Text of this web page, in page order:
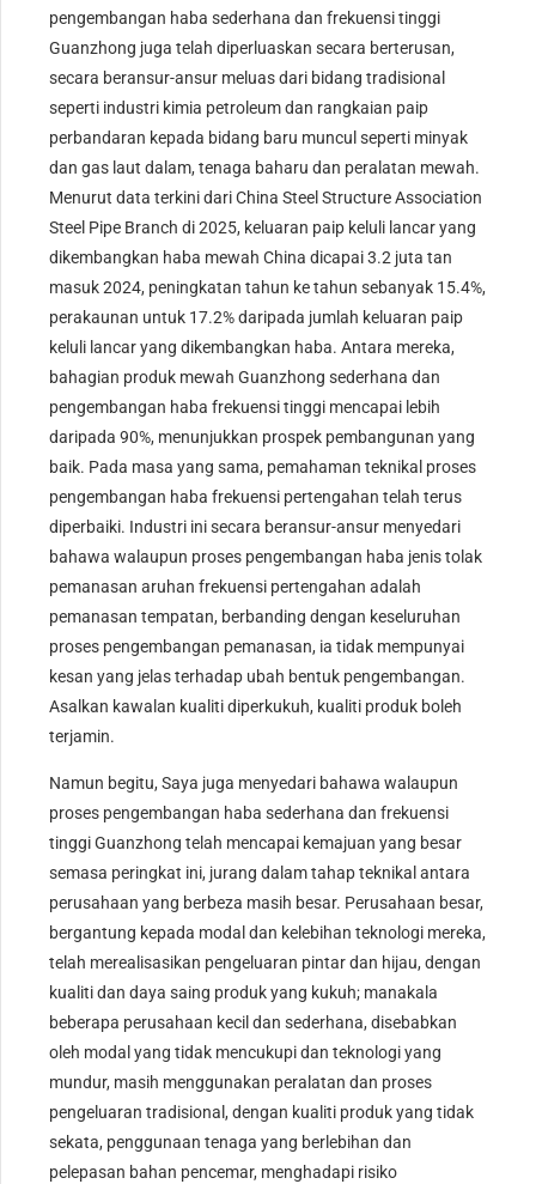
pengembangan haba sederhana dan frekuensi tinggi
Guanzhong juga telah diperluaskan secara berterusan,
secara beransur-ansur meluas dari bidang tradisional
seperti industri kimia petroleum dan rangkaian paip
perbandaran kepada bidang baru muncul seperti minyak
dan gas laut dalam, tenaga baharu dan peralatan mewah.
Menurut data terkini dari China Steel Structure Association
Steel Pipe Branch di 2025, keluaran paip keluli lancar yang
dikembangkan haba mewah China dicapai 3.2 juta tan
masuk 2024, peningkatan tahun ke tahun sebanyak 15.4%,
perakaunan untuk 17.2% daripada jumlah keluaran paip
keluli lancar yang dikembangkan haba. Antara mereka,
bahagian produk mewah Guanzhong sederhana dan
pengembangan haba frekuensi tinggi mencapai lebih
daripada 90%, menunjukkan prospek pembangunan yang
baik. Pada masa yang sama, pemahaman teknikal proses
pengembangan haba frekuensi pertengahan telah terus
diperbaiki. Industri ini secara beransur-ansur menyedari
bahawa walaupun proses pengembangan haba jenis tolak
pemanasan aruhan frekuensi pertengahan adalah
pemanasan tempatan, berbanding dengan keseluruhan
proses pengembangan pemanasan, ia tidak mempunyai
kesan yang jelas terhadap ubah bentuk pengembangan.
Asalkan kawalan kualiti diperkukuh, kualiti produk boleh
terjamin.
Namun begitu, Saya juga menyedari bahawa walaupun
proses pengembangan haba sederhana dan frekuensi
tinggi Guanzhong telah mencapai kemajuan yang besar
semasa peringkat ini, jurang dalam tahap teknikal antara
perusahaan yang berbeza masih besar. Perusahaan besar,
bergantung kepada modal dan kelebihan teknologi mereka,
telah merealisasikan pengeluaran pintar dan hijau, dengan
kualiti dan daya saing produk yang kukuh; manakala
beberapa perusahaan kecil dan sederhana, disebabkan
oleh modal yang tidak mencukupi dan teknologi yang
mundur, masih menggunakan peralatan dan proses
pengeluaran tradisional, dengan kualiti produk yang tidak
sekata, penggunaan tenaga yang berlebihan dan
pelepasan bahan pencemar, menghadapi risiko